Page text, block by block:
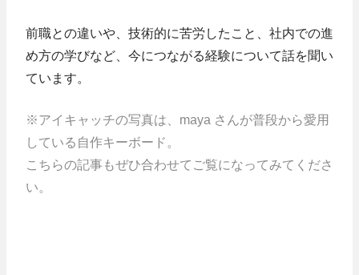
前職との違いや、技術的に苦労したこと、社内での進
め方の学びなど、今につながる経験について話を聞い
ています。
※アイキャッチの写真は、maya さんが普段から愛用
している自作キーボード。
こちらの記事もぜひ合わせてご覧になってみてくださ
い。